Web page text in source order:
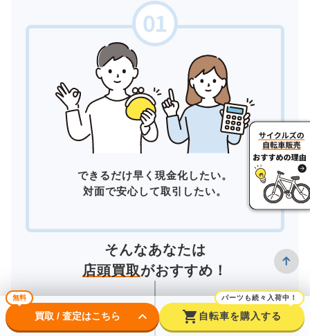
できるだけ早く現金化したい。
対面で安心して取引したい。
そんなあなたは
店頭買取がおすすめ！
無料
買取 / 査定はこちら keyboard_arrow_down shopping_cart
パーツも続々入荷中！
自転車を購入する